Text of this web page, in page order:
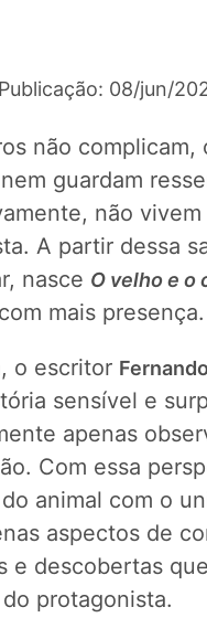
08/jun/
não
guardam
não
A partir dessa
nasce O velho e o
mais presença.
o escritor
sensível e
apenas
Com essa
animal com o
aspectos de
e descobertas
protagonista.